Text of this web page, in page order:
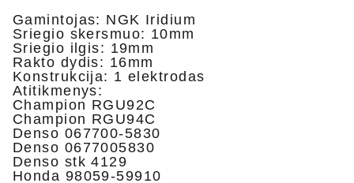
Gamintojas: NGK Iridium
Sriegio skersmuo: 10mm
Sriegio ilgis: 19mm
Rakto dydis: 16mm
Konstrukcija: 1 elektrodas
Atitikmenys:
Champion RGU92C
Champion RGU94C
Denso 067700-5830
Denso 0677005830
Denso stk 4129
Honda 98059-59910